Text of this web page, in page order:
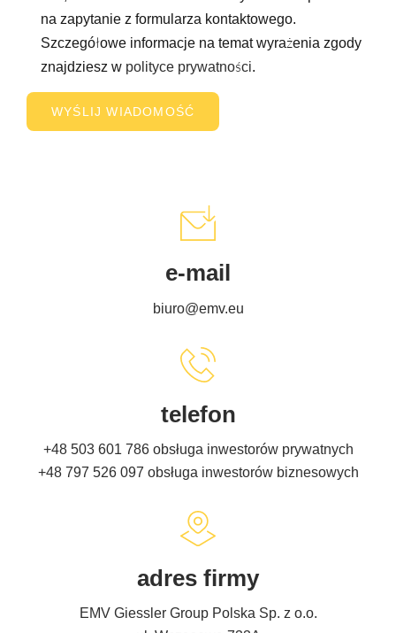
na zapytanie z formularza kontaktowego.
Szczegółowe informacje na temat wyrażenia zgody
znajdziesz w polityce prywatności.
e-mail
biuro@emv.eu
telefon
+48 503 601 786 obsługa inwestorów prywatnych
+48 797 526 097 obsługa inwestorów biznesowych
adres firmy
EMV Giessler Group Polska Sp. z o.o.